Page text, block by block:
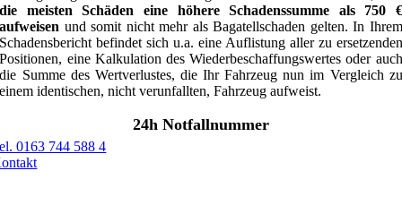
die meisten Schäden eine höhere Schadenssumme als 750 €
aufweisen und somit nicht mehr als Bagatellschaden gelten. In Ihrem
Schadensbericht befindet sich u.a. eine Auflistung aller zu ersetzenden
Positionen, eine Kalkulation des Wiederbeschaffungswertes oder auch
die Summe des Wertverlustes, die Ihr Fahrzeug nun im Vergleich zu
einem identischen, nicht verunfallten, Fahrzeug aufweist.
24h Notfallnummer
0163 744 588 4